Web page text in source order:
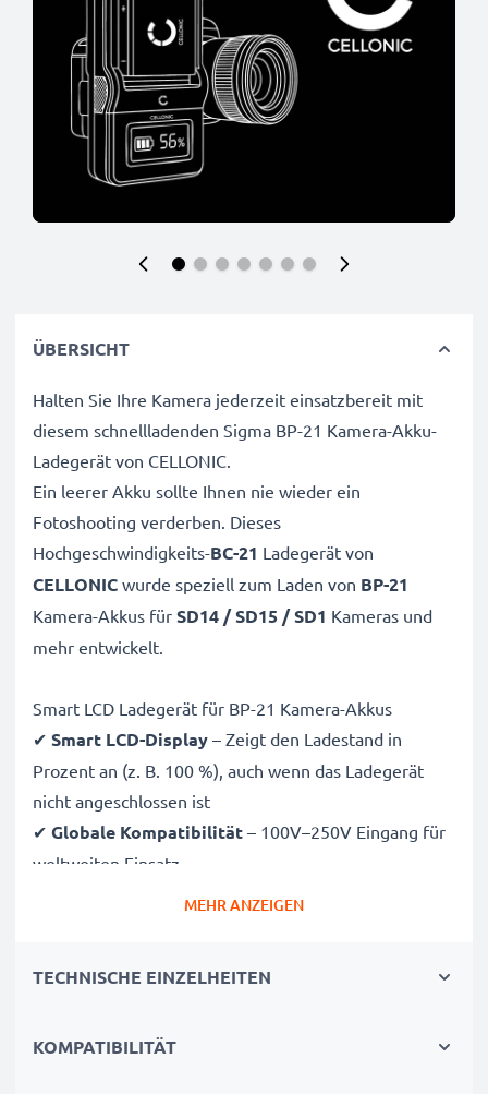
ÜBERSICHT
Halten Sie Ihre Kamera jederzeit einsatzbereit mit
diesem schnellladenden Sigma BP-21 Kamera-Akku-
Ladegerät von CELLONIC.
Ein leerer Akku sollte Ihnen nie wieder ein
Fotoshooting verderben. Dieses
Hochgeschwindigkeits-BC-21 Ladegerät von
CELLONIC wurde speziell zum Laden von BP-21
Kamera-Akkus für SD14 / SD15 / SD1 Kameras und
mehr entwickelt.
Smart LCD Ladegerät für BP-21 Kamera-Akkus
✔ Smart LCD-Display – Zeigt den Ladestand in
Prozent an (z. B. 100 %), auch wenn das Ladegerät
nicht angeschlossen ist
✔ Globale Kompatibilität – 100V–250V Eingang für
weltweiten Einsatz
mit Schutz vor Überladung, Überhitzung und
MEHR ANZEIGEN
TECHNISCHE EINZELHEITEN
KOMPATIBILITÄT